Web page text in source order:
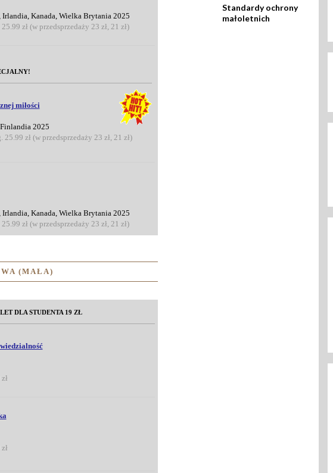
Irlandia, Kanada, Wielka Brytania 2025
zł (w przedsprzedaży 23 zł, 21 zł)
miłości
2025
zł (w przedsprzedaży 23 zł, 21 zł)
Irlandia, Kanada, Wielka Brytania 2025
zł (w przedsprzedaży 23 zł, 21 zł)
(MAŁA)
DLA STUDENTA 19 ZŁ
Standardy ochrony
małoletnich